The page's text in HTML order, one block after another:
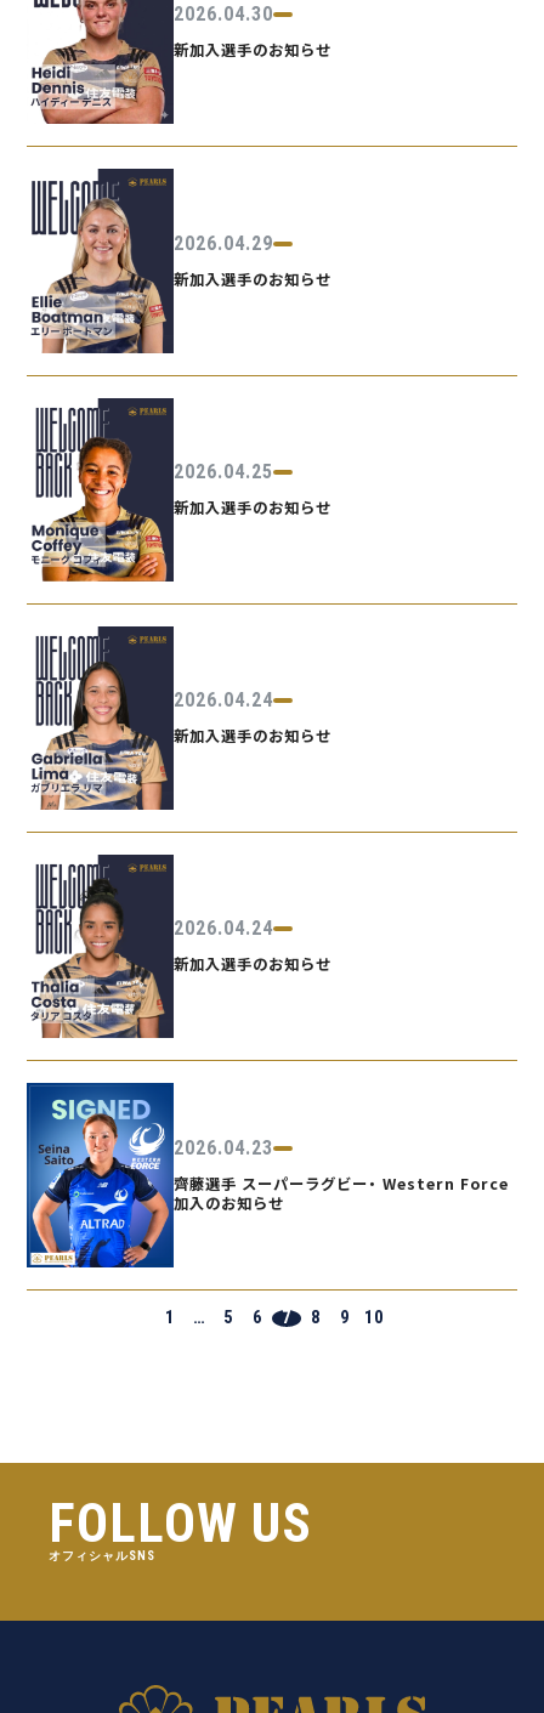
2026.04.30
新加入選手のお知らせ
2026.04.29
新加入選手のお知らせ
2026.04.25
新加入選手のお知らせ
2026.04.24
新加入選手のお知らせ
2026.04.24
新加入選手のお知らせ
2026.04.23
齊藤選手 スーパーラグビー・ Western Force
加入のお知らせ
1 … 5 6 7 8 9 10
FOLLOW US
オフィシャルSNS